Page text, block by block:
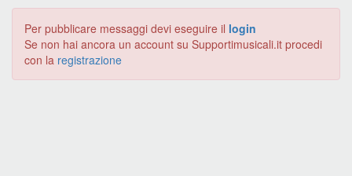
Per pubblicare messaggi devi eseguire il login
Se non hai ancora un account su Supportimusicali.it procedi
con la registrazione